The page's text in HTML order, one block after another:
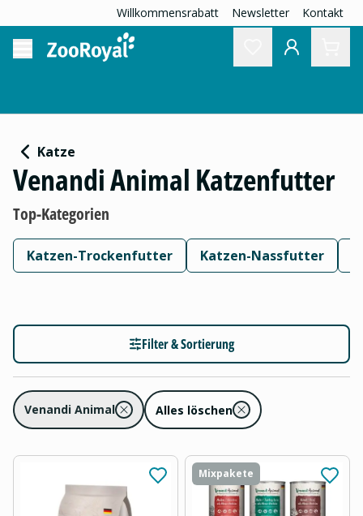
Willkommensrabatt Newsletter Kontakt
Katze
Venandi Animal Katzenfutter
Top-Kategorien
Katzen-Trockenfutter Katzen-Nassfutter
Filter & Sortierung
Venandi Animal Alles löschen
Mixpakete